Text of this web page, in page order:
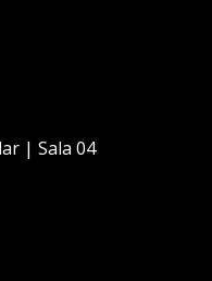
| Sala 04